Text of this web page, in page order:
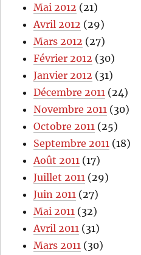
Mai 2012 (21)
Avril 2012 (29)
Mars 2012 (27)
Février 2012 (30)
Janvier 2012 (31)
Décembre 2011 (24)
Novembre 2011 (30)
Octobre 2011 (25)
Septembre 2011 (18)
Août 2011 (17)
Juillet 2011 (29)
Juin 2011 (27)
Mai 2011 (32)
Avril 2011 (31)
Mars 2011 (30)